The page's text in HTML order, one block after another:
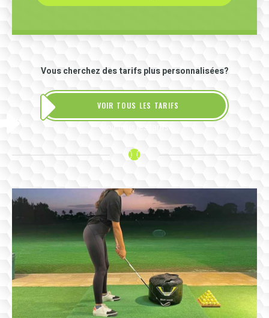
Vous cherchez des tarifs plus personnalisées?
VOIR TOUS LES TARIFS